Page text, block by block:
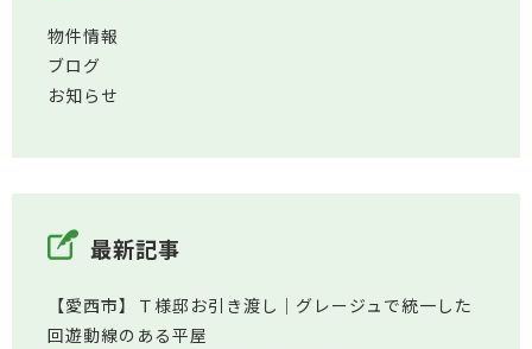
物件情報
ブログ
お知らせ
最新記事
【愛西市】Ｔ様邸お引き渡し｜グレージュで統一した
回遊動線のある平屋